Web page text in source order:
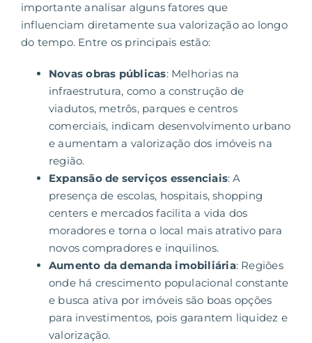
importante analisar alguns fatores que
influenciam diretamente sua valorização ao longo
do tempo. Entre os principais estão:
Novas obras públicas: Melhorias na
infraestrutura, como a construção de
viadutos, metrôs, parques e centros
comerciais, indicam desenvolvimento urbano
e aumentam a valorização dos imóveis na
região.
Expansão de serviços essenciais: A
presença de escolas, hospitais, shopping
centers e mercados facilita a vida dos
moradores e torna o local mais atrativo para
novos compradores e inquilinos.
Aumento da demanda imobiliária: Regiões
onde há crescimento populacional constante
e busca ativa por imóveis são boas opções
para investimentos, pois garantem liquidez e
valorização.